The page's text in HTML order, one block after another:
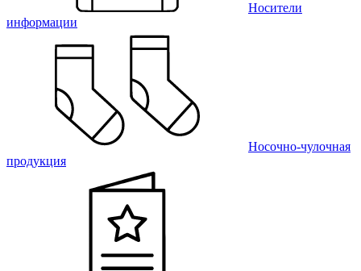
Носители
информации
Носочно-чулочная
продукция